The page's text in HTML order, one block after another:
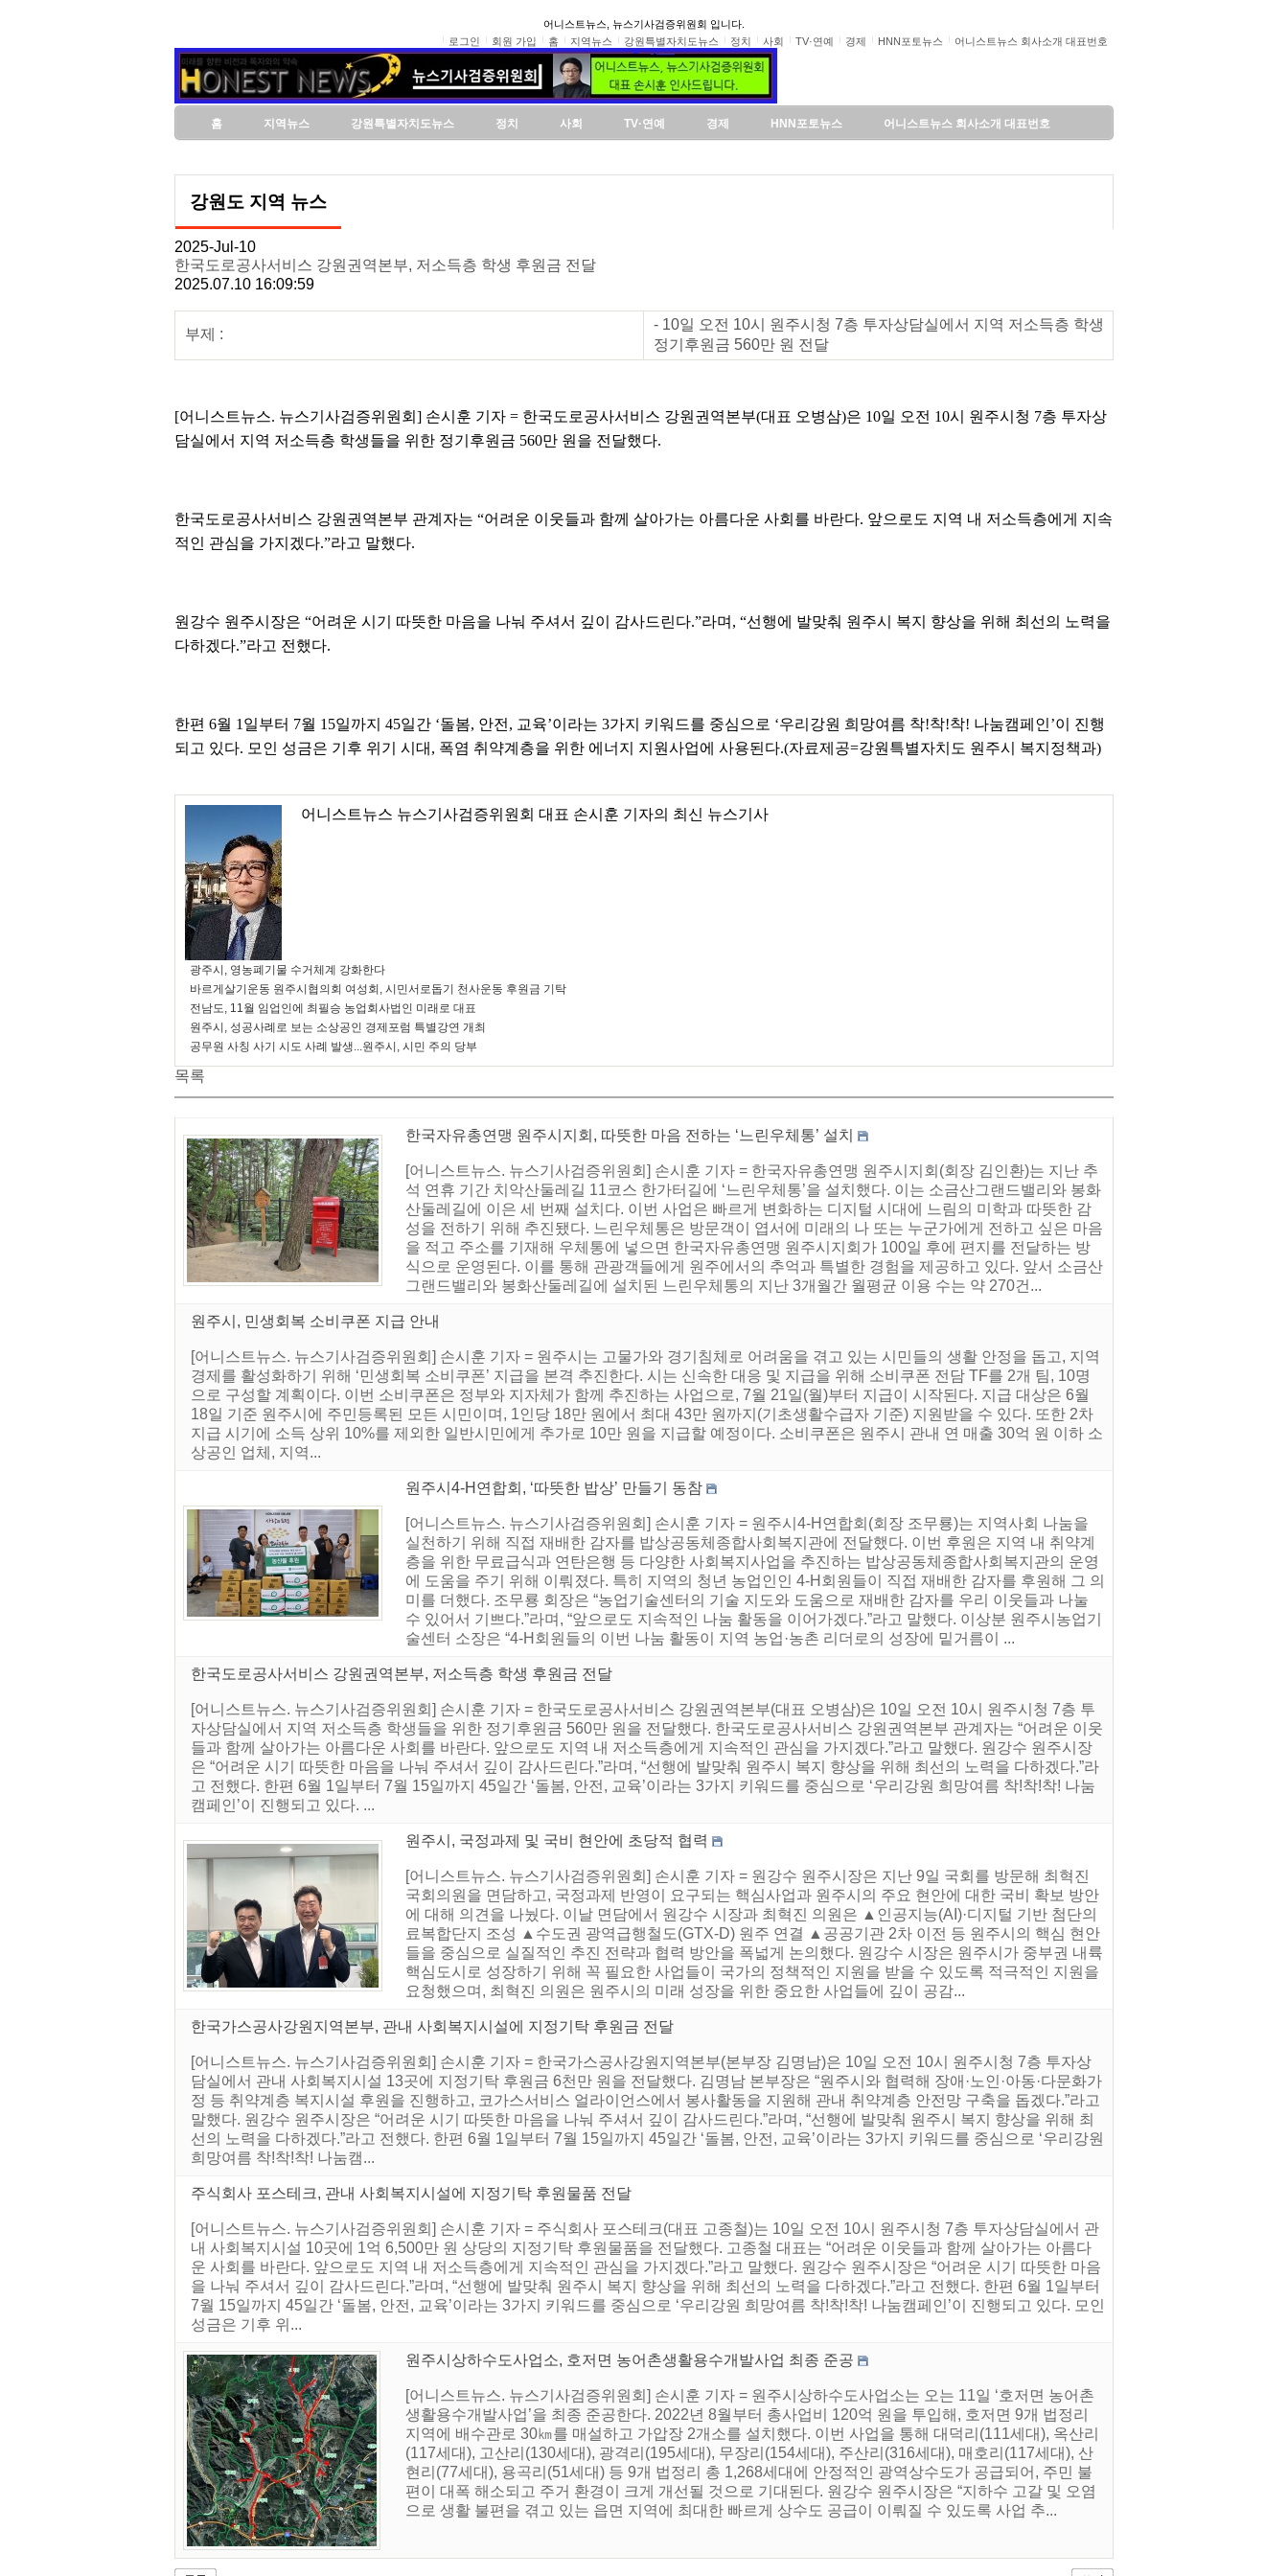
어니스트뉴스, 뉴스기사검증위원회 입니다.
로그인
회원 가입 홈 지역뉴스 강원특별자치도뉴스 정치 사회 TV·연예 경제 HNN포토뉴스 어니스트뉴스 회사소개 대표번호
홈 지역뉴스 강원특별자치도뉴스 정치 사회 TV·연예 경제 HNN포토뉴스 어니스트뉴스 회사소개 대표번호
강원도 지역 뉴스
2025-Jul-10
한국도로공사서비스 강원권역본부, 저소득층 학생 후원금 전달
2025.07.10 16:09:59
부제 :
- 10일 오전 10시 원주시청 7층 투자상담실에서 지역 저소득층 학생
정기후원금 560만 원 전달
[어니스트뉴스. 뉴스기사검증위원회] 손시훈 기자 = 한국도로공사서비스 강원권역본부(대표 오병삼)은 10일 오전 10시 원주시청 7층 투자상
담실에서 지역 저소득층 학생들을 위한 정기후원금 560만 원을 전달했다.
한국도로공사서비스 강원권역본부 관계자는 “어려운 이웃들과 함께 살아가는 아름다운 사회를 바란다. 앞으로도 지역 내 저소득층에게 지속
적인 관심을 가지겠다.”라고 말했다.
원강수 원주시장은 “어려운 시기 따뜻한 마음을 나눠 주셔서 깊이 감사드린다.”라며, “선행에 발맞춰 원주시 복지 향상을 위해 최선의 노력을
다하겠다.”라고 전했다.
한편 6월 1일부터 7월 15일까지 45일간 ‘돌봄, 안전, 교육’이라는 3가지 키워드를 중심으로 ‘우리강원 희망여름 착!착!착! 나눔캠페인’이 진행
되고 있다. 모인 성금은 기후 위기 시대, 폭염 취약계층을 위한 에너지 지원사업에 사용된다.(자료제공=강원특별자치도 원주시 복지정책과)
어니스트뉴스 뉴스기사검증위원회 대표 손시훈 기자의 최신 뉴스기사
광주시, 영농폐기물 수거체계 강화한다
바르게살기운동 원주시협의회 여성회, 시민서로돕기 천사운동 후원금 기탁
전남도, 11월 임업인에 최필승 농업회사법인 미래로 대표
원주시, 성공사례로 보는 소상공인 경제포럼 특별강연 개최
공무원 사칭 사기 시도 사례 발생...원주시, 시민 주의 당부
목록
한국자유총연맹 원주시지회, 따뜻한 마음 전하는 ‘느린우체통’ 설치
[어니스트뉴스. 뉴스기사검증위원회] 손시훈 기자 = 한국자유총연맹 원주시지회(회장 김인환)는 지난 추
석 연휴 기간 치악산둘레길 11코스 한가터길에 ‘느린우체통’을 설치했다. 이는 소금산그랜드밸리와 봉화
산둘레길에 이은 세 번째 설치다. 이번 사업은 빠르게 변화하는 디지털 시대에 느림의 미학과 따뜻한 감
성을 전하기 위해 추진됐다. 느린우체통은 방문객이 엽서에 미래의 나 또는 누군가에게 전하고 싶은 마음
을 적고 주소를 기재해 우체통에 넣으면 한국자유총연맹 원주시지회가 100일 후에 편지를 전달하는 방
식으로 운영된다. 이를 통해 관광객들에게 원주에서의 추억과 특별한 경험을 제공하고 있다. 앞서 소금산
그랜드밸리와 봉화산둘레길에 설치된 느린우체통의 지난 3개월간 월평균 이용 수는 약 270건...
원주시, 민생회복 소비쿠폰 지급 안내
[어니스트뉴스. 뉴스기사검증위원회] 손시훈 기자 = 원주시는 고물가와 경기침체로 어려움을 겪고 있는 시민들의 생활 안정을 돕고, 지역
경제를 활성화하기 위해 ‘민생회복 소비쿠폰’ 지급을 본격 추진한다. 시는 신속한 대응 및 지급을 위해 소비쿠폰 전담 TF를 2개 팀, 10명
으로 구성할 계획이다. 이번 소비쿠폰은 정부와 지자체가 함께 추진하는 사업으로, 7월 21일(월)부터 지급이 시작된다. 지급 대상은 6월
18일 기준 원주시에 주민등록된 모든 시민이며, 1인당 18만 원에서 최대 43만 원까지(기초생활수급자 기준) 지원받을 수 있다. 또한 2차
지급 시기에 소득 상위 10%를 제외한 일반시민에게 추가로 10만 원을 지급할 예정이다. 소비쿠폰은 원주시 관내 연 매출 30억 원 이하 소
상공인 업체, 지역...
원주시4-H연합회, ‘따뜻한 밥상’ 만들기 동참
[어니스트뉴스. 뉴스기사검증위원회] 손시훈 기자 = 원주시4-H연합회(회장 조무룡)는 지역사회 나눔을
실천하기 위해 직접 재배한 감자를 밥상공동체종합사회복지관에 전달했다. 이번 후원은 지역 내 취약계
층을 위한 무료급식과 연탄은행 등 다양한 사회복지사업을 추진하는 밥상공동체종합사회복지관의 운영
에 도움을 주기 위해 이뤄졌다. 특히 지역의 청년 농업인인 4-H회원들이 직접 재배한 감자를 후원해 그 의
미를 더했다. 조무룡 회장은 “농업기술센터의 기술 지도와 도움으로 재배한 감자를 우리 이웃들과 나눌
수 있어서 기쁘다.”라며, “앞으로도 지속적인 나눔 활동을 이어가겠다.”라고 말했다. 이상분 원주시농업기
술센터 소장은 “4-H회원들의 이번 나눔 활동이 지역 농업·농촌 리더로의 성장에 밑거름이 ...
한국도로공사서비스 강원권역본부, 저소득층 학생 후원금 전달
[어니스트뉴스. 뉴스기사검증위원회] 손시훈 기자 = 한국도로공사서비스 강원권역본부(대표 오병삼)은 10일 오전 10시 원주시청 7층 투
자상담실에서 지역 저소득층 학생들을 위한 정기후원금 560만 원을 전달했다. 한국도로공사서비스 강원권역본부 관계자는 “어려운 이웃
들과 함께 살아가는 아름다운 사회를 바란다. 앞으로도 지역 내 저소득층에게 지속적인 관심을 가지겠다.”라고 말했다. 원강수 원주시장
은 “어려운 시기 따뜻한 마음을 나눠 주셔서 깊이 감사드린다.”라며, “선행에 발맞춰 원주시 복지 향상을 위해 최선의 노력을 다하겠다.”라
고 전했다. 한편 6월 1일부터 7월 15일까지 45일간 ‘돌봄, 안전, 교육’이라는 3가지 키워드를 중심으로 ‘우리강원 희망여름 착!착!착! 나눔
캠페인’이 진행되고 있다. ...
원주시, 국정과제 및 국비 현안에 초당적 협력
[어니스트뉴스. 뉴스기사검증위원회] 손시훈 기자 = 원강수 원주시장은 지난 9일 국회를 방문해 최혁진
국회의원을 면담하고, 국정과제 반영이 요구되는 핵심사업과 원주시의 주요 현안에 대한 국비 확보 방안
에 대해 의견을 나눴다. 이날 면담에서 원강수 시장과 최혁진 의원은 ▲인공지능(AI)·디지털 기반 첨단의
료복합단지 조성 ▲수도권 광역급행철도(GTX-D) 원주 연결 ▲공공기관 2차 이전 등 원주시의 핵심 현안
들을 중심으로 실질적인 추진 전략과 협력 방안을 폭넓게 논의했다. 원강수 시장은 원주시가 중부권 내륙
핵심도시로 성장하기 위해 꼭 필요한 사업들이 국가의 정책적인 지원을 받을 수 있도록 적극적인 지원을
요청했으며, 최혁진 의원은 원주시의 미래 성장을 위한 중요한 사업들에 깊이 공감...
한국가스공사강원지역본부, 관내 사회복지시설에 지정기탁 후원금 전달
[어니스트뉴스. 뉴스기사검증위원회] 손시훈 기자 = 한국가스공사강원지역본부(본부장 김명남)은 10일 오전 10시 원주시청 7층 투자상
담실에서 관내 사회복지시설 13곳에 지정기탁 후원금 6천만 원을 전달했다. 김명남 본부장은 “원주시와 협력해 장애·노인·아동·다문화가
정 등 취약계층 복지시설 후원을 진행하고, 코가스서비스 얼라이언스에서 봉사활동을 지원해 관내 취약계층 안전망 구축을 돕겠다.”라고
말했다. 원강수 원주시장은 “어려운 시기 따뜻한 마음을 나눠 주셔서 깊이 감사드린다.”라며, “선행에 발맞춰 원주시 복지 향상을 위해 최
선의 노력을 다하겠다.”라고 전했다. 한편 6월 1일부터 7월 15일까지 45일간 ‘돌봄, 안전, 교육’이라는 3가지 키워드를 중심으로 ‘우리강원
희망여름 착!착!착! 나눔캠...
주식회사 포스테크, 관내 사회복지시설에 지정기탁 후원물품 전달
[어니스트뉴스. 뉴스기사검증위원회] 손시훈 기자 = 주식회사 포스테크(대표 고종철)는 10일 오전 10시 원주시청 7층 투자상담실에서 관
내 사회복지시설 10곳에 1억 6,500만 원 상당의 지정기탁 후원물품을 전달했다. 고종철 대표는 “어려운 이웃들과 함께 살아가는 아름다
운 사회를 바란다. 앞으로도 지역 내 저소득층에게 지속적인 관심을 가지겠다.”라고 말했다. 원강수 원주시장은 “어려운 시기 따뜻한 마음
을 나눠 주셔서 깊이 감사드린다.”라며, “선행에 발맞춰 원주시 복지 향상을 위해 최선의 노력을 다하겠다.”라고 전했다. 한편 6월 1일부터
7월 15일까지 45일간 ‘돌봄, 안전, 교육’이라는 3가지 키워드를 중심으로 ‘우리강원 희망여름 착!착!착! 나눔캠페인’이 진행되고 있다. 모인
성금은 기후 위...
원주시상하수도사업소, 호저면 농어촌생활용수개발사업 최종 준공
[어니스트뉴스. 뉴스기사검증위원회] 손시훈 기자 = 원주시상하수도사업소는 오는 11일 ‘호저면 농어촌
생활용수개발사업’을 최종 준공한다. 2022년 8월부터 총사업비 120억 원을 투입해, 호저면 9개 법정리
지역에 배수관로 30㎞를 매설하고 가압장 2개소를 설치했다. 이번 사업을 통해 대덕리(111세대), 옥산리
(117세대), 고산리(130세대), 광격리(195세대), 무장리(154세대), 주산리(316세대), 매호리(117세대), 산
현리(77세대), 용곡리(51세대) 등 9개 법정리 총 1,268세대에 안정적인 광역상수도가 공급되어, 주민 불
편이 대폭 해소되고 주거 환경이 크게 개선될 것으로 기대된다. 원강수 원주시장은 “지하수 고갈 및 오염
으로 생활 불편을 겪고 있는 읍면 지역에 최대한 빠르게 상수도 공급이 이뤄질 수 있도록 사업 추...